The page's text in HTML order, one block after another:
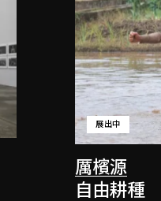
厲檳源
展出中
自由耕種